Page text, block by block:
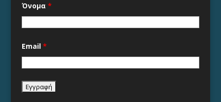
Όνομα *
Email *